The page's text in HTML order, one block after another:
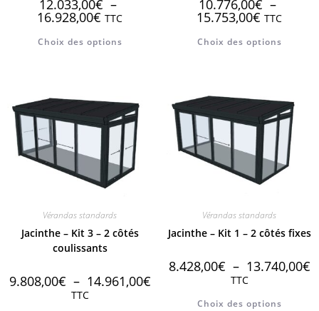
12.033,00€ –
16.928,00€ TTC
Choix des options
10.776,00€ –
15.753,00€ TTC
Choix des options
Vérandas standards
Jacinthe – Kit 3 – 2 côtés
coulissants
9.808,00€ – 14.961,00€
TTC
Vérandas standards
Jacinthe – Kit 1 – 2 côtés fixes
8.428,00€ – 13.740,00€
TTC
Choix des options